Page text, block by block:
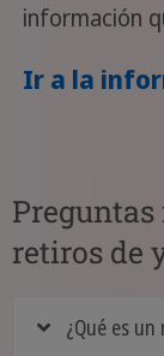
información
Ir a la
Preguntas
retiros de
¿Qué es